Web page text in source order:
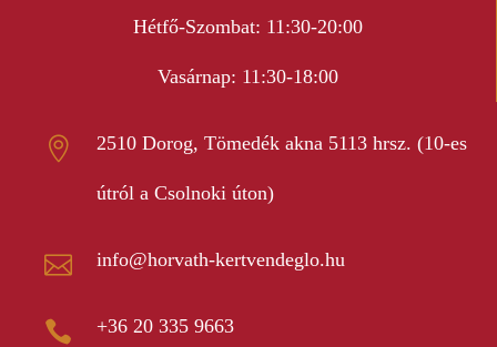
Hétfő-Szombat: 11:30-20:00
Vasárnap: 11:30-18:00
 2510 Dorog, Tömedék akna 5113 hrsz. (10-es
útról a Csolnoki úton)
 info@horvath-kertvendeglo.hu
 +36 20 335 9663